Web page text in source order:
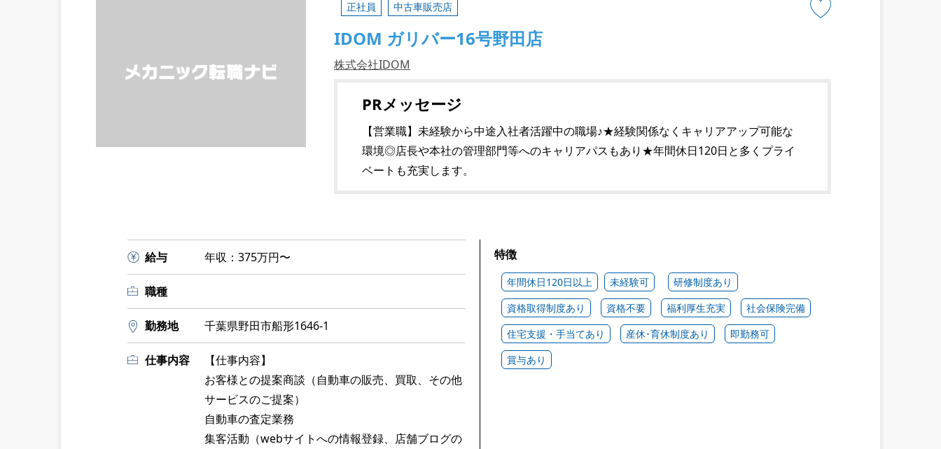
正社員 中古車販売店
IDOM ガリバー16号野田店
株式会社IDOM
PRメッセージ
【営業職】未経験から中途入社者活躍中の職場♪★経験関係なくキャリアアップ可能な
環境◎店長や本社の管理部門等へのキャリアパスもあり★年間休日120日と多くプライ
ベートも充実します。
給与 年収：375万円〜
職種
勤務地 千葉県野田市船形1646-1
仕事内容
【仕事内容】
お客様との提案商談（自動車の販売、買取、その他
サービスのご提案）
自動車の査定業務
集客活動（webサイトへの情報登録、店舗ブログの
特徴
年間休日120日以上 未経験可
研修制度あり
資格取得制度あり
資格不要 福利厚生充実
社会保険完備
住宅支援・手当てあり
産休･育休制度あり
即勤務可
賞与あり